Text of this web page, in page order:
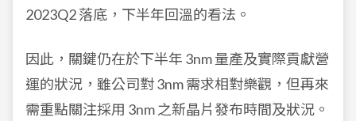
2023Q2 落底，下半年回溫的看法。
因此，關鍵仍在於下半年 3nm 量產及實際貢獻營
運的狀況，雖公司對 3nm 需求相對樂觀，但再來
需重點關注採用 3nm 之新晶片發布時間及狀況。